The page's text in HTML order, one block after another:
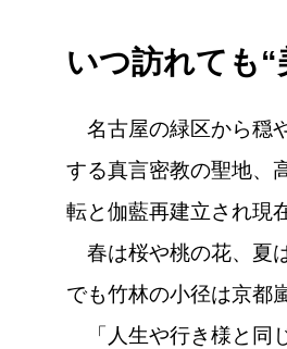
いつ訪れても
名古屋の緑区から穏
する真言密教の聖地、
転と伽藍再建立され現
春は桜や桃の花、夏
でも竹林の小径は京都
「人生や行き様と同